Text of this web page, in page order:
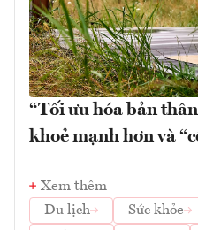
“Tối ưu hóa bản
khoẻ mạnh hơn và
Xem thêm
Du lịch
Sức khỏe